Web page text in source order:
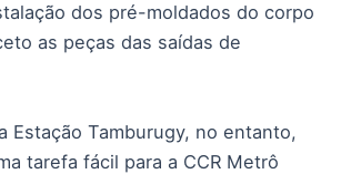
dos pré-moldados do corpo
as peças das saídas de
Estação Tamburugy, no entanto,
tarefa fácil para a CCR Metrô